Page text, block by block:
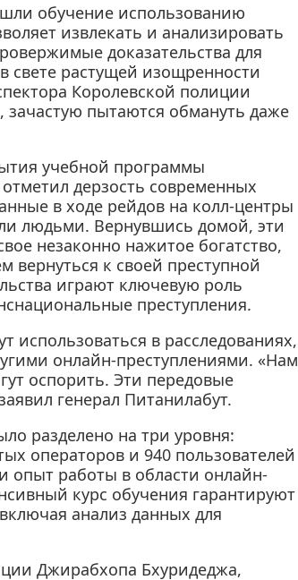
обучение использованию
извлекать и анализировать
доказательства для
свете растущей изощренности
Королевской полиции
зачастую пытаются обмануть даже
учебной программы
дерзость современных
в ходе рейдов на колл-центры
людьми. Вернувшись домой, эти
незаконно нажитое богатство,
к своей преступной
играют ключевую роль
преступления.
использоваться в расследованиях,
онлайн-преступлениями. «Нам
оспорить. Эти передовые
генерал Питанилабут.
разделено на три уровня:
операторов и 940 пользователей
опыт работы в области онлайн-
курс обучения гарантируют
анализ данных для
Джирабхопа Бхуридеджа,